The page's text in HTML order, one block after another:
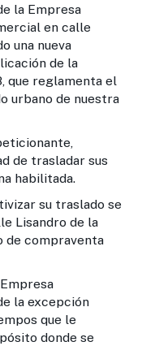
la Empresa
en calle
una nueva
de la
que reglamenta el
urbano de nuestra
de trasladar sus
habilitada.
traslado se
Lisandro de la
de compraventa
la excepción
que le
donde se